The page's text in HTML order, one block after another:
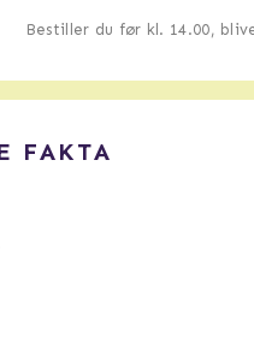
Bestiller du før kl. 14.00,
FAKTA